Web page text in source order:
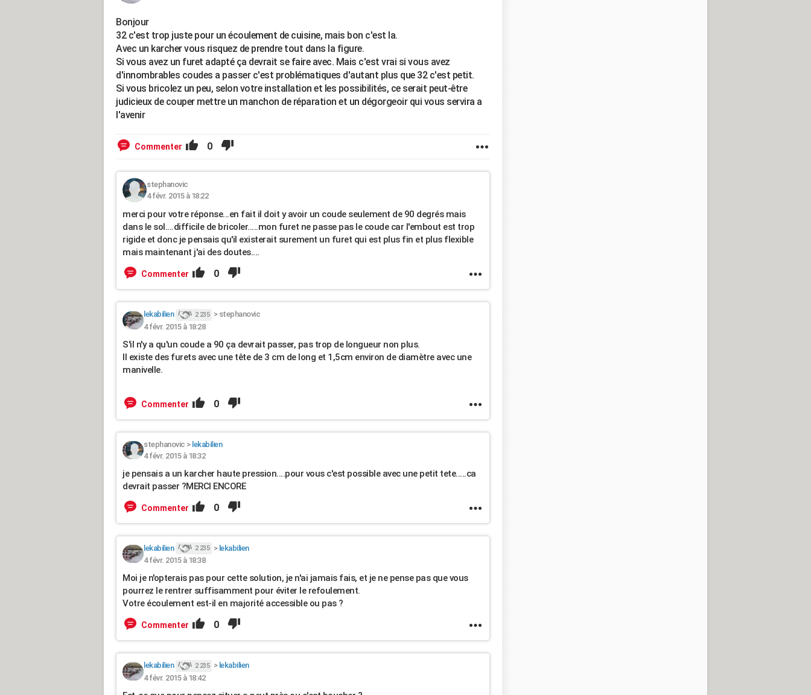
Bonjour
32 c'est trop juste pour un écoulement de cuisine, mais bon c'est la.
Avec un karcher vous risquez de prendre tout dans la figure.
Si vous avez un furet adapté ça devrait se faire avec. Mais c'est vrai si vous avez
d'innombrables coudes a passer c'est problématiques d'autant plus que 32 c'est petit.
Si vous bricolez un peu, selon votre installation et les possibilités, ce serait peut-être
judicieux de couper mettre un manchon de réparation et un dégorgeoir qui vous servira a
l'avenir
Commenter 0
stephanovic
4 févr. 2015 à 18:22
merci pour votre réponse...en fait il doit y avoir un coude seulement de 90 degrés mais
dans le sol....difficile de bricoler.....mon furet ne passe pas le coude car l'embout est trop
rigide et donc je pensais qu'il existerait surement un furet qui est plus fin et plus flexible
mais maintenant j'ai des doutes....
Commenter 0
lekabilien 2 235 > stephanovic
4 févr. 2015 à 18:28
S'il n'y a qu'un coude a 90 ça devrait passer, pas trop de longueur non plus.
Il existe des furets avec une tête de 3 cm de long et 1,5cm environ de diamètre avec une
manivelle.
Commenter 0
stephanovic > lekabilien
4 févr. 2015 à 18:32
je pensais a un karcher haute pression....pour vous c'est possible avec une petit tete.....ca
devrait passer ?MERCI ENCORE
Commenter 0
lekabilien 2 235 > lekabilien
4 févr. 2015 à 18:38
Moi je n'opterais pas pour cette solution, je n'ai jamais fais, et je ne pense pas que vous
pourrez le rentrer suffisamment pour éviter le refoulement.
Votre écoulement est-il en majorité accessible ou pas ?
Commenter 0
lekabilien 2 235 > lekabilien
4 févr. 2015 à 18:42